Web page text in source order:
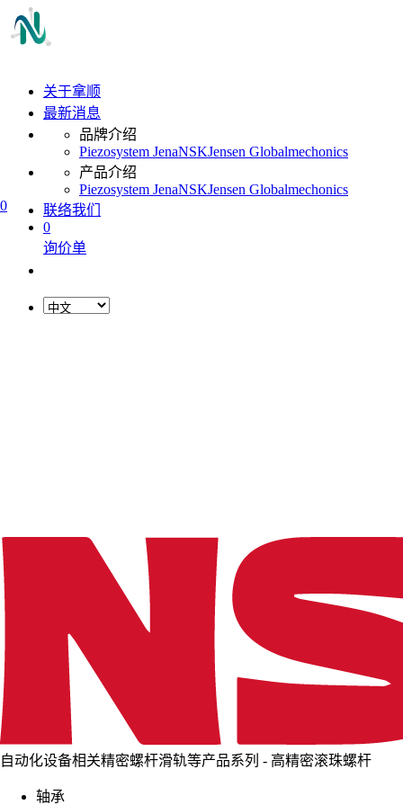
0
关于拿顺
最新消息
品牌介绍
Piezosystem JenaNSKJensen Globalmechonics
产品介绍
Piezosystem JenaNSKJensen Globalmechonics
联络我们
0
询价单
自动化设备相关精密螺杆滑轨等产品系列 - 高精密滚珠螺杆
轴承